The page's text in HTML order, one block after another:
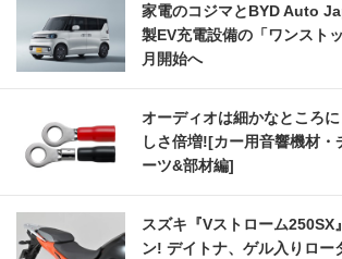
家電のコジマとBYD Auto
製EV充電設備の「ワンスト
月開始へ
オーディオは細かなところ
しさ倍増![カー用音響機材・
ーツ&部材編]
スズキ『Vストローム250SX
ン! デイトナ、ゲル入りロー